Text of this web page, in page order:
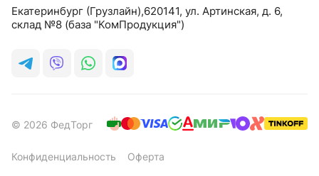
Екатеринбург (Грузлайн),620141, ул. Артинская, д. 6,
склад №8 (база "КомПродукция")
© 2026 ФедТорг
Конфиденциальность Оферта